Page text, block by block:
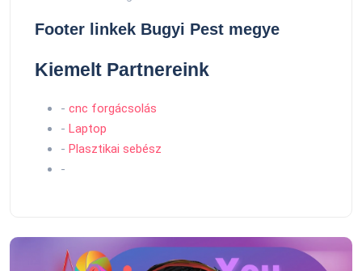
Footer linkek Bugyi Pest megye
Kiemelt Partnereink
- cnc forgácsolás
- Laptop
- Plasztikai sebész
-